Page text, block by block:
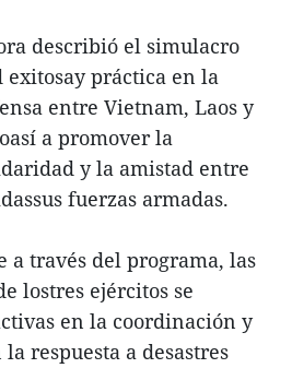
describió el simulacro
exitosay práctica en la
entre Vietnam, Laos y
a promover la
y la amistad entre
fuerzas armadas.
a través del programa, las
lostres ejércitos se
en la coordinación y
respuesta a desastres